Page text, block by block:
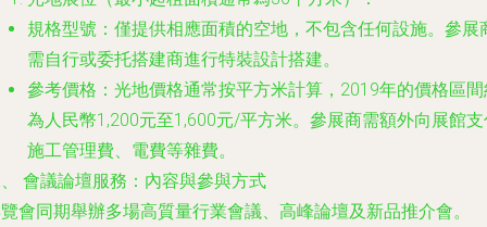
規格型號 ：僅提供相應面積的空地，不包含任何設施。參展
需自行或委托搭建商進行特裝設計搭建。
參考價格 ：光地價格通常按平方米計算，2019年的價格區
為人民幣1,200元至1,600元/平方米。參展商需額外向展館
施工管理費、電費等雜費。
會議論壇服務：內容與參與方式
會同期舉辦多場高質量行業會議、高峰論壇及新品推介會。